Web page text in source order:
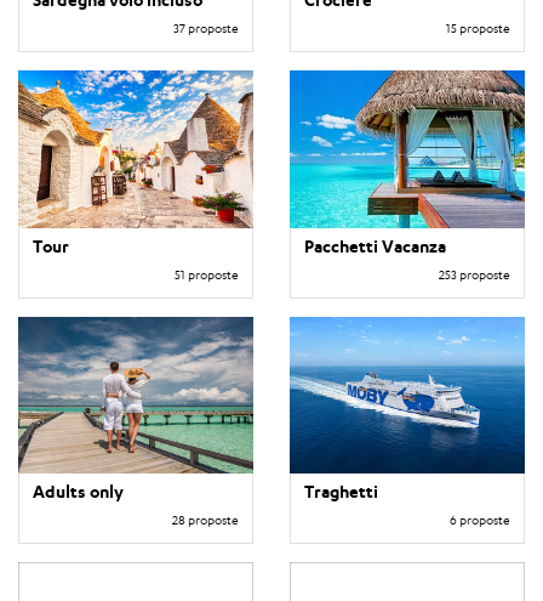
37 proposte 15 proposte
Tour
51 proposte
Pacchetti Vacanza
253 proposte
Adults only
28 proposte
Traghetti
6 proposte